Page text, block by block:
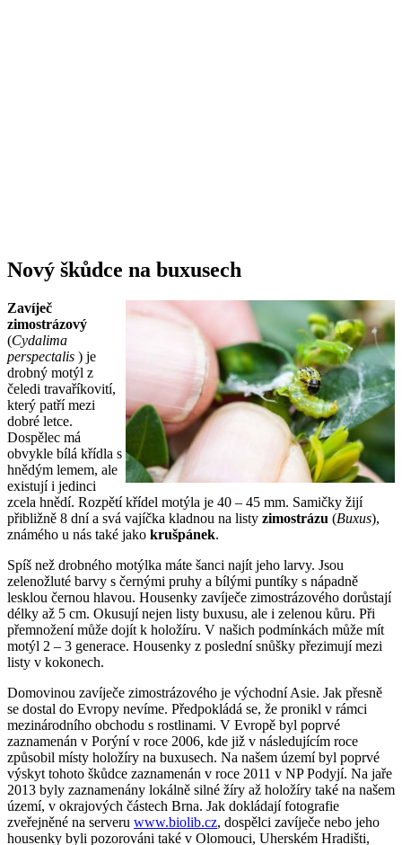
Nový škůdce na buxusech
Zavíječ
zimostrázový
(Cydalima
perspectalis ) je
drobný motýl z
čeledi travaříkovití,
který patří mezi
dobré letce.
Dospělec má
obvykle bílá křídla s
hnědým lemem, ale
existují i jedinci
zcela hnědí. Rozpětí křídel motýla je 40 – 45 mm. Samičky žijí
přibližně 8 dní a svá vajíčka kladnou na listy zimostrázu (Buxus),
známého u nás také jako krušpánek.
Spíš než drobného motýlka máte šanci najít jeho larvy. Jsou
zelenožluté barvy s černými pruhy a bílými puntíky s nápadně
lesklou černou hlavou. Housenky zavíječe zimostrázového dorůstají
délky až 5 cm. Okusují nejen listy buxusu, ale i zelenou kůru. Při
přemnožení může dojít k holožíru. V našich podmínkách může mít
motýl 2 – 3 generace. Housenky z poslední snůšky přezimují mezi
listy v kokonech.
Domovinou zavíječe zimostrázového je východní Asie. Jak přesně
se dostal do Evropy nevíme. Předpokládá se, že pronikl v rámci
mezinárodního obchodu s rostlinami. V Evropě byl poprvé
zaznamenán v Porýní v roce 2006, kde již v následujícím roce
způsobil místy holožíry na buxusech. Na našem území byl poprvé
výskyt tohoto škůdce zaznamenán v roce 2011 v NP Podyjí. Na jaře
2013 byly zaznamenány lokálně silné žíry až holožíry také na našem
území, v okrajových částech Brna. Jak dokládají fotografie
zveřejněné na serveru www.biolib.cz, dospělci zavíječe nebo jeho
housenky byli pozorováni také v Olomouci, Uherském Hradišti,